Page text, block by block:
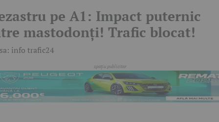
pe A1: Impact puternic
mastodonți! Trafic blocat!
info trafic24